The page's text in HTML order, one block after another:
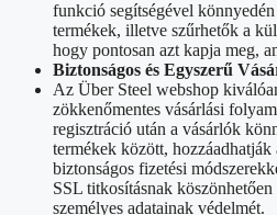
funkció segítségével
termékek, illetve szűrhetők a
hogy pontosan azt kapja meg,
Biztonságos és Egyszerű
Az Über Steel webshop
zökkenőmentes vásárlási
regisztráció után a vásárlók
termékek között,
biztonságos fizetési
SSL titkosításnak
személyes adatainak védelmét.